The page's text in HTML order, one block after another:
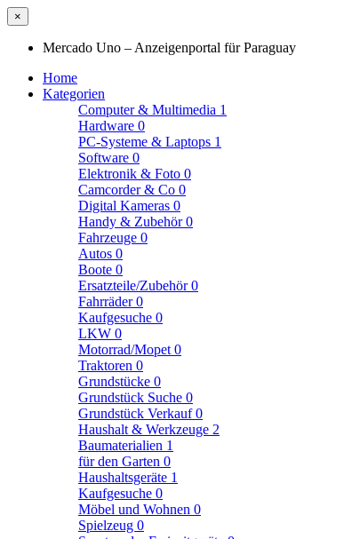
×
Mercado Uno – Anzeigenportal für Paraguay
Home
Kategorien
Computer & Multimedia 1
Hardware 0
PC-Systeme & Laptops 1
Software 0
Elektronik & Foto 0
Camcorder & Co 0
Digital Kameras 0
Handy & Zubehör0
Fahrzeuge 0
Autos 0
Boote 0
Ersatzteile/Zubehör0
Fahrräder0
Kaufgesuche 0
LKW 0
Motorrad/Mopet 0
Traktoren 0
Grundstücke 0
Grundstück Suche 0
Grundstück Verkauf0
Haushalt & Werkzeuge 2
Baumaterialien 1
für den Garten 0
Haushaltsgeräte 1
Kaufgesuche 0
Möbel und Wohnen 0
Spielzeug 0